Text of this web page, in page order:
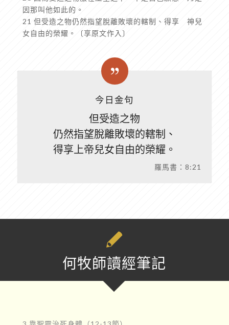
因那叫他如此的。
21 但受造之物仍然指望脫離敗壞的轄制、得享 神兒
女自由的榮耀。〔享原文作入〕
今日金句
但受造之物
仍然指望脫離敗壞的轄制、
得享上帝兒女自由的榮耀。
羅馬書：8:21
何牧師讀經筆記